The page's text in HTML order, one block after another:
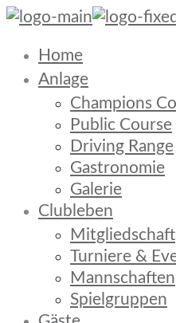
Home
Anlage
Champions
Public Course
Driving Range
Gastronomie
Galerie
Clubleben
Mitgliedschaft
Turniere &
Mannschaften
Spielgruppen